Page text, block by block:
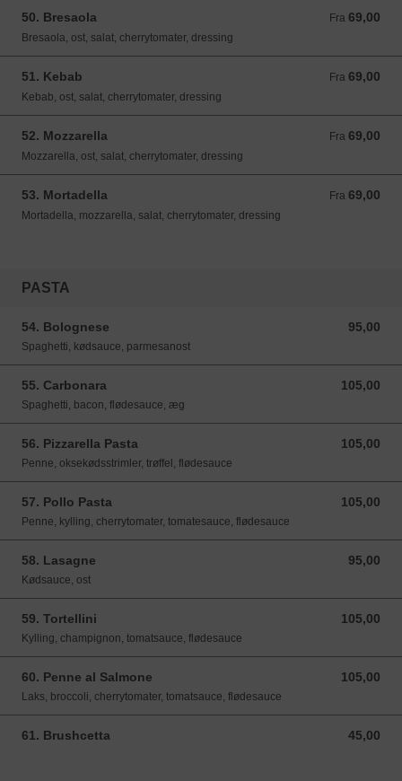
50. Bresaola Fra 69,00
Fra 69,00 DKK
Bresaola, ost, salat, cherrytomater, dressing
51. Kebab Fra 69,00
Fra 69,00 DKK
Kebab, ost, salat, cherrytomater, dressing
52. Mozzarella Fra 69,00
Fra 69,00 DKK
Mozzarella, ost, salat, cherrytomater, dressing
53. Mortadella Fra 69,00
Fra 69,00 DKK
Mortadella, mozzarella, salat, cherrytomater, dressing
PASTA
54. Bolognese 95,00
95,00 DKK
Spaghetti, kødsauce, parmesanost
55. Carbonara 105,00
105,00 DKK
Spaghetti, bacon, flødesauce, æg
56. Pizzarella Pasta 105,00
105,00 DKK
Penne, oksekødsstrimler, trøffel, flødesauce
57. Pollo Pasta 105,00
105,00 DKK
Penne, kylling, cherrytomater, tomatesauce, flødesauce
58. Lasagne 95,00
95,00 DKK
Kødsauce, ost
59. Tortellini 105,00
105,00 DKK
Kylling, champignon, tomatsauce, flødesauce
60. Penne al Salmone 105,00
105,00 DKK
Laks, broccoli, cherrytomater, tomatsauce, flødesauce
61. Brushcetta 45,00
45,00 DKK